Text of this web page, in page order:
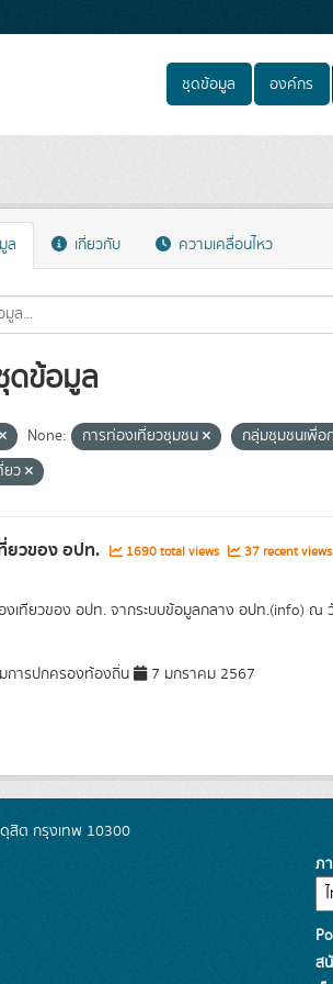
ชุดข้อมูล องค์กร
ล เกี่ยวกับ ความเคลื่อนไหว
ข้อมูล
None: การท่องเที่ยวชุมชน
กลุ่มชุมชนเพื่อ
ยว
ยวของ อปท. 1690 total views 37 recent views
งเทียวของ อปท. จากระบบข้อมูลกลาง อปท.(info) ณ
การปกครองท้องถิ่น 7 มกราคม 2567
สิต กรุงเทพ 10300
ภ
ส